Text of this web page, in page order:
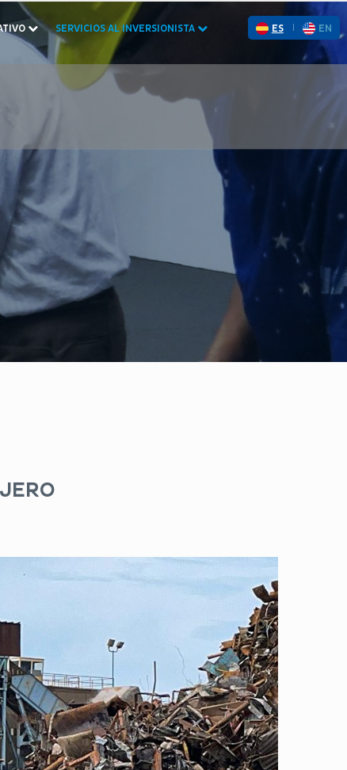
SERVICIOS AL INVERSIONISTA ES EN